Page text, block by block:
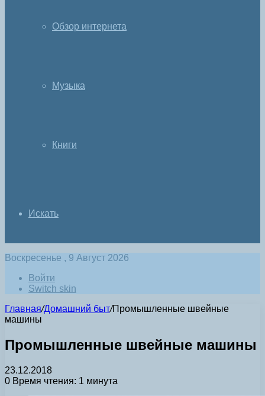
Обзор интернета
Музыка
Книги
Искать
Воскресенье , 9 Август 2026
Войти
Switch skin
Главная/Домашний быт/Промышленные швейные
машины
Промышленные швейные машины
23.12.2018
0 Время чтения: 1 минута